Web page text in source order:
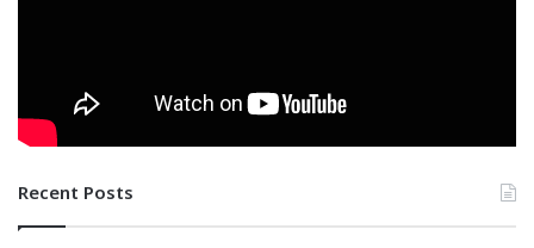
Recent Posts